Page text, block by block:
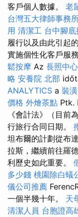
客戶個人數據。 老
台灣五大律師事務
用 清潔工 台中腳
履行以及由此引起
實施個性化客戶服
鬆按摩 Az 長照中心
略 安養院 北部
ANALYTICS a 裝
價格 外燴茶點 Ptk.
《會計法》（目前
行旅行合同日期。
坦布爾的計劃從布
拉斯，繼續前往羅
利歷史如此重要。
多少錢 桃園除白蟻
儀公司推薦
一個半幾十年。 天
清潔人員 台胞證高